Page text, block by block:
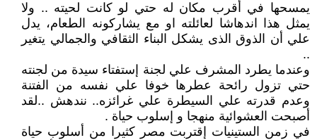
يمسحها في أقرب مكان له حتي لو كانت لحيته .. ولا
يمثل هذا اندهاشا لعائلته او مع يشاركونه الطعام، يدل
علي أن الذوق الذى يشكل البناء الثقافي والجمالي يتغير
..
وعندما يطرد المشرف علي لجنة إستفتاء سيدة من لجنته
حتي تزول رائحة عطرها خوفا علي نفسه من الفتنة
وعدم قدرته علي السيطرة علي غرائزه.. نندهش ..لقد
أصبحت العشوائية منهجا و إسلوب حياة .
في زمن الستينيات إقتربت مصر كثيرا من أسلوب حياة